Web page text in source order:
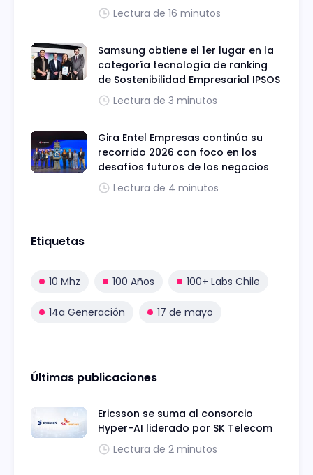
Lectura de 16 minutos
Samsung obtiene el 1er lugar en la
categoría tecnología de ranking
de Sostenibilidad Empresarial IPSOS
Lectura de 3 minutos
Gira Entel Empresas continúa su
recorrido 2026 con foco en los
desafíos futuros de los negocios
Lectura de 4 minutos
Etiquetas
10 Mhz 100 Años 100+ Labs Chile
14a Generación 17 de mayo
Últimas publicaciones
Ericsson se suma al consorcio
Hyper-AI liderado por SK Telecom
Lectura de 2 minutos